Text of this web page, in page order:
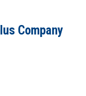
Company